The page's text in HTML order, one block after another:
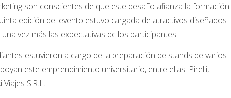
son conscientes de que este desafío afianza la formación
edición del evento estuvo cargada de atractivos diseñados
vez más las expectativas de los participantes.
estuvieron a cargo de la preparación de stands de varios
este emprendimiento universitario, entre ellas: Pirelli,
S.R.L.